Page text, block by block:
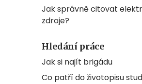
Jak správně citovat
zdroje?
Hledání práce
Jak si najít brigádu
Co patří do životopisu